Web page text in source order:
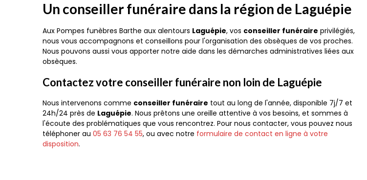
Un conseiller funéraire dans la région de Laguépie
Aux Pompes funèbres Barthe aux alentours Laguépie, vos conseiller funéraire privilégiés,
nous vous accompagnons et conseillons pour l'organisation des obsèques de vos proches.
Nous pouvons aussi vous apporter notre aide dans les démarches administratives liées aux
obsèques.
Contactez votre conseiller funéraire non loin de Laguépie
Nous intervenons comme conseiller funéraire tout au long de l'année, disponible 7j/7 et
24h/24 près de Laguépie. Nous prêtons une oreille attentive à vos besoins, et sommes à
l'écoute des problématiques que vous rencontrez. Pour nous contacter, vous pouvez nous
téléphoner au 05 63 76 54 55, ou avec notre formulaire de contact en ligne à votre
disposition.